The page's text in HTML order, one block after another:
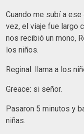
Cuando me subí a
vez, el viaje fue largo
nos recibió un mono,
los niños.
Reginal: llama a los
Greace: si señor.
Pasaron 5 minutos y
niñas.